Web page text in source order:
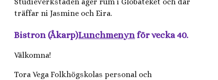
träffar ni Jasmine och Eira.
Bistron (Åkarp)Lunchmenynför vecka 40.
Välkomna!
Tora Vega Folkhögskolas personal och